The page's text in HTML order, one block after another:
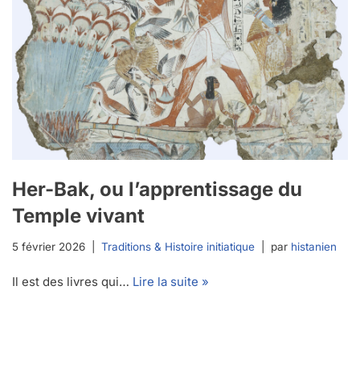
Her-Bak, ou l’apprentissage du
Temple vivant
5 février 2026 Traditions & Histoire initiatique par histanien
Il est des livres qui… Lire la suite »